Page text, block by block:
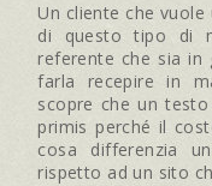
Un cliente che
di questo tipo di
referente che sia in
farla recepire in
scopre che un
primis perché il
cosa differenzia
rispetto ad un sito